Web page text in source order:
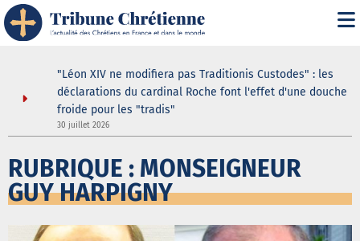
par
"Léon XIV ne modifiera pas Traditionis Custodes" : les
déclarations du cardinal Roche font l'effet d'une douche
froide pour les "tradis"
30 juillet 2026
RUBRIQUE : MONSEIGNEUR
GUY HARPIGNY